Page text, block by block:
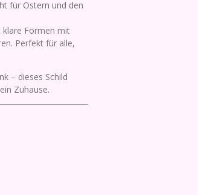
für Ostern und den
Formen mit
Perfekt für alle,
– dieses Schild
Zuhause.